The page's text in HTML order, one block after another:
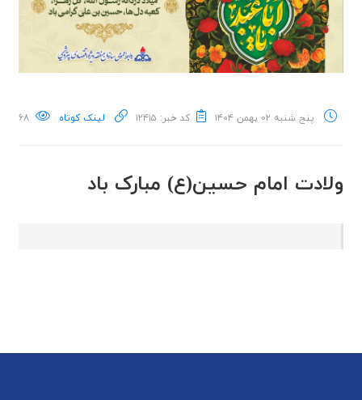
پنج شنبه ۰۲ بهمن ۱۴۰۴ کد خبر: ۱۲۴۱۵ لینک کوتاه ۶۸
ولادت امام حسین(ع) مبارک باد